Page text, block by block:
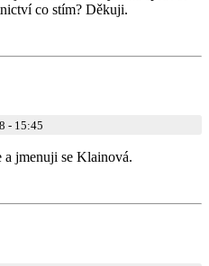
co stím? Děkuji.
- 15:45
a jmenuji se Klainová.